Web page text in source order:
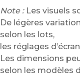
Note :Les visuels
De légères
selon les lots,
les réglages
Les dimensions
selon les modèles